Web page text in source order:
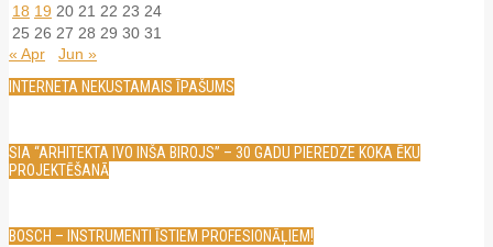
18 19 20 21 22 23 24
25 26 27 28 29 30 31
« Apr
Jun »
INTERNETA NEKUSTAMAIS ĪPAŠUMS
SIA “ARHITEKTA IVO INŠA BIROJS” – 30 GADU PIEREDZE KOKA ĒKU
PROJEKTĒŠANĀ
BOSCH – INSTRUMENTI ĪSTIEM PROFESIONĀĻIEM!